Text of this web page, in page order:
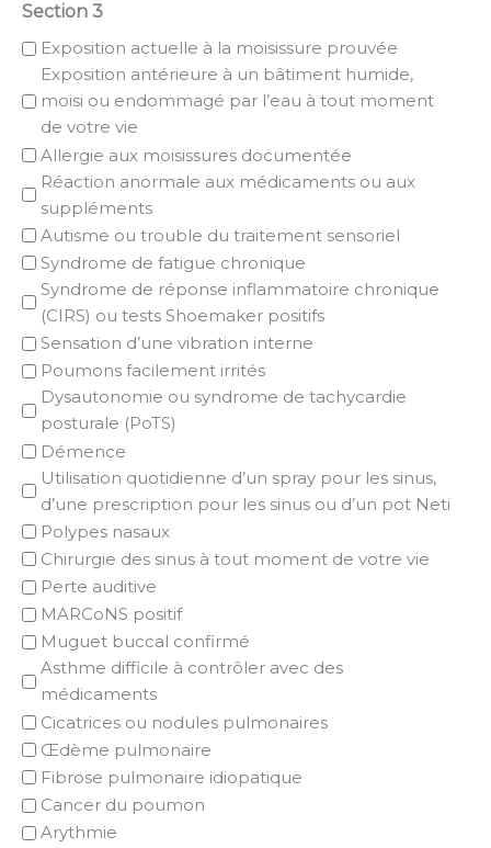
Section 3
Exposition actuelle à la moisissure prouvée
Exposition antérieure à un bâtiment humide,
moisi ou endommagé par l’eau à tout moment
de votre vie
Allergie aux moisissures documentée
Réaction anormale aux médicaments ou aux
suppléments
Autisme ou trouble du traitement sensoriel
Syndrome de fatigue chronique
Syndrome de réponse inflammatoire chronique
(CIRS) ou tests Shoemaker positifs
Sensation d’une vibration interne
Poumons facilement irrités
Dysautonomie ou syndrome de tachycardie
posturale (PoTS)
Démence
Utilisation quotidienne d’un spray pour les sinus,
d’une prescription pour les sinus ou d’un pot Neti
Polypes nasaux
Chirurgie des sinus à tout moment de votre vie
Perte auditive
MARCoNS positif
Muguet buccal confirmé
Asthme difficile à contrôler avec des
médicaments
Cicatrices ou nodules pulmonaires
Œdème pulmonaire
Fibrose pulmonaire idiopatique
Cancer du poumon
Arythmie